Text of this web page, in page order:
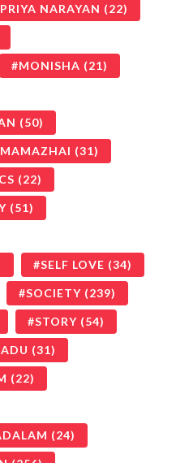
NARAYAN (22)
MONISHA (21)
(50)
(31)
(22)
(51)
SELF LOVE (34)
SOCIETY (239)
STORY (54)
(31)
(22)
(24)